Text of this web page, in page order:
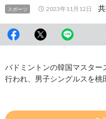
スポーツ 2023年11月12日
バドミントンの韓国マスタ
行われ、男子シングルスを